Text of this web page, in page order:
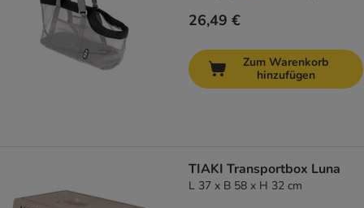
26,49 €
Zum Warenkorb
hinzufügen
TIAKI Transportbox Luna
L 37 x B 58 x H 32 cm